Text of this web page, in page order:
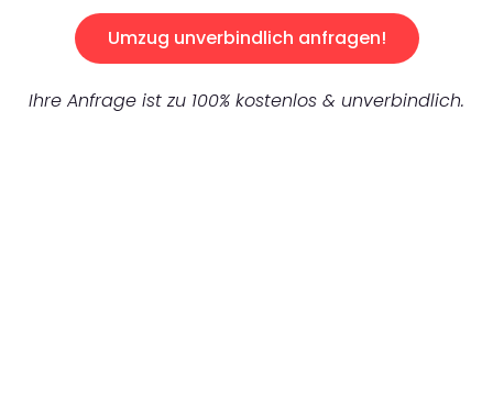
Umzug unverbindlich anfragen!
Ihre Anfrage ist zu 100% kostenlos & unverbindlich.